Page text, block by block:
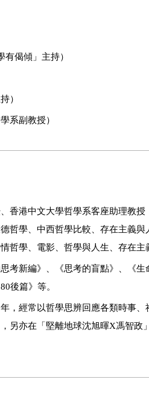
有偈傾」主持）
）
系副教授）
香港中文大學哲學系客座助理教
哲學、中西哲學比較、存在主義
哲學、電影、哲學與人生、存在主
考新編》、《思考的盲點》、《
後篇》等。
，經常以哲學思辨回應各類時事
另亦在「堅離地球沈旭暉X馮智政